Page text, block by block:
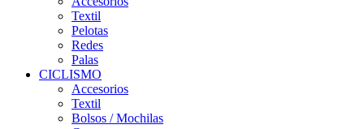
Textil
Pelotas
Redes
Palas
CICLISMO
Accesorios
Textil
Bolsos / Mochilas